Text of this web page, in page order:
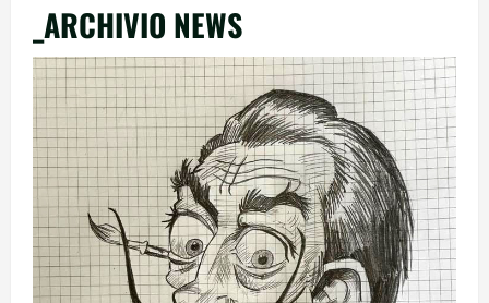
_ARCHIVIO NEWS